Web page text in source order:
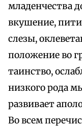
младенчества
вкушение,
слезы,
положение во
таинство,
низкого рода
развивает
Во всем